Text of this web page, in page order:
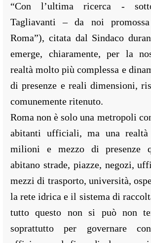
“Con l’ultima ricerca -
Tagliavanti – da noi
Roma”), citata dal Sindaco
emerge, chiaramente, per la
realtà molto più complessa e
di presenze e reali dimensioni,
comunemente ritenuto.
Roma non è solo una metropoli
abitanti ufficiali, ma una
milioni e mezzo di presenze
abitano strade, piazze, negozi,
mezzi di trasporto, università,
la rete idrica e il sistema di
tutto questo non si può non
soprattutto per governare